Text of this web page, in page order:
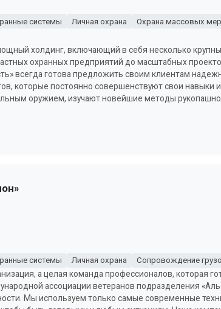
системы Личная охрана Охрана массовых
холдинг, включающий в себя несколько
охранных предприятий до масштабных
всегда готова предложить своим клиентам
которые постоянно совершенствуют свои навыки
оружием, изучают новейшие методы
системы Личная охрана Сопровождение
а целая команда профессионалов, которая
ассоциации ветеранов подразделения
Мы используем только самые современные